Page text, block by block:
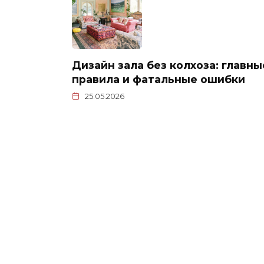
Дизайн зала без колхоза:
правила и фатальные ошибки
25.05.2026